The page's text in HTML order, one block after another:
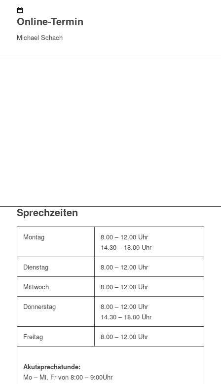
Online-Termin
Michael Schach
Sprechzeiten
Montag
8.00 – 12.00 Uhr
14.30 – 18.00 Uhr
Dienstag 8.00 – 12.00 Uhr
Mittwoch 8.00 – 12.00 Uhr
Donnerstag
8.00 – 12.00 Uhr
14.30 – 18.00 Uhr
Freitag 8.00 – 12.00 Uhr
Akutsprechstunde:
Mo – Mi, Fr von 8:00 – 9:00Uhr